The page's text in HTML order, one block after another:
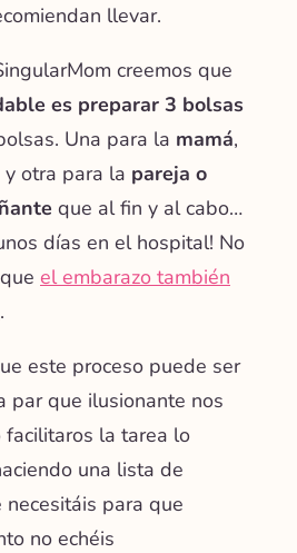
llevar.
creemos que
es preparar 3 bolsas
Una para la mamá,
y otra para la pareja o
que al fin y al cabo…
días en el hospital! No
el embarazo también
.
este proceso puede ser
par que ilusionante nos
la tarea lo
una lista de
para que
no echéis